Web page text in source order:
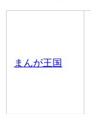
まんが王国